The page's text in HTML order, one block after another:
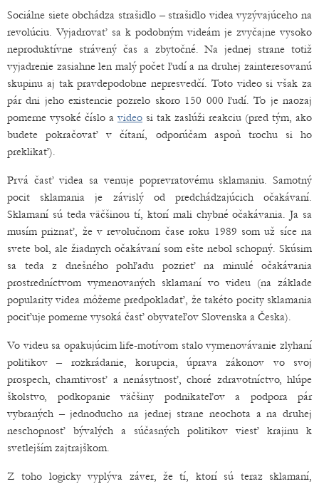
Sociálne siete obchádza strašidlo – strašidlo videa vyzývajúceho na
revolúciu. Vyjadrovať sa k podobným videám je zvyčajne vysoko
neproduktívne strávený čas a zbytočné. Na jednej strane totiž
vyjadrenie zasiahne len malý počet ľudí a na druhej zainteresovanú
skupinu aj tak pravdepodobne nepresvedčí. Toto video si však za
pár dni jeho existencie pozrelo skoro 150 000 ľudí. To je naozaj
pomerne vysoké číslo a video si tak zaslúži reakciu (pred tým, ako
budete pokračovať v čítaní, odporúčam aspoň trochu si ho
preklikať).
Prvá časť videa sa venuje poprevratovému sklamaniu. Samotný
pocit sklamania je závislý od predchádzajúcich očakávaní.
Sklamaní sú teda väčšinou tí, ktorí mali chybné očakávania. Ja sa
musím priznať, že v revolučnom čase roku 1989 som už síce na
svete bol, ale žiadnych očakávaní som ešte nebol schopný. Skúsim
sa teda z dnešného pohľadu pozrieť na minulé očakávania
prostredníctvom vymenovaných sklamaní vo videu (na základe
popularity videa môžeme predpokladať, že takéto pocity sklamania
pociťuje pomerne vysoká časť obyvateľov Slovenska a Česka).
Vo videu sa opakujúcim life-motívom stalo vymenovávanie zlyhaní
politikov – rozkrádanie, korupcia, úprava zákonov vo svoj
prospech, chamtivosť a nenásytnosť, choré zdravotníctvo, hlúpe
školstvo, podkopanie väčšiny podnikateľov a podpora pár
vybraných – jednoducho na jednej strane neochota a na druhej
neschopnosť bývalých a súčasných politikov viesť krajinu k
svetlejším zajtrajškom.
Z toho logicky vyplýva záver, že tí, ktorí sú teraz sklamaní,